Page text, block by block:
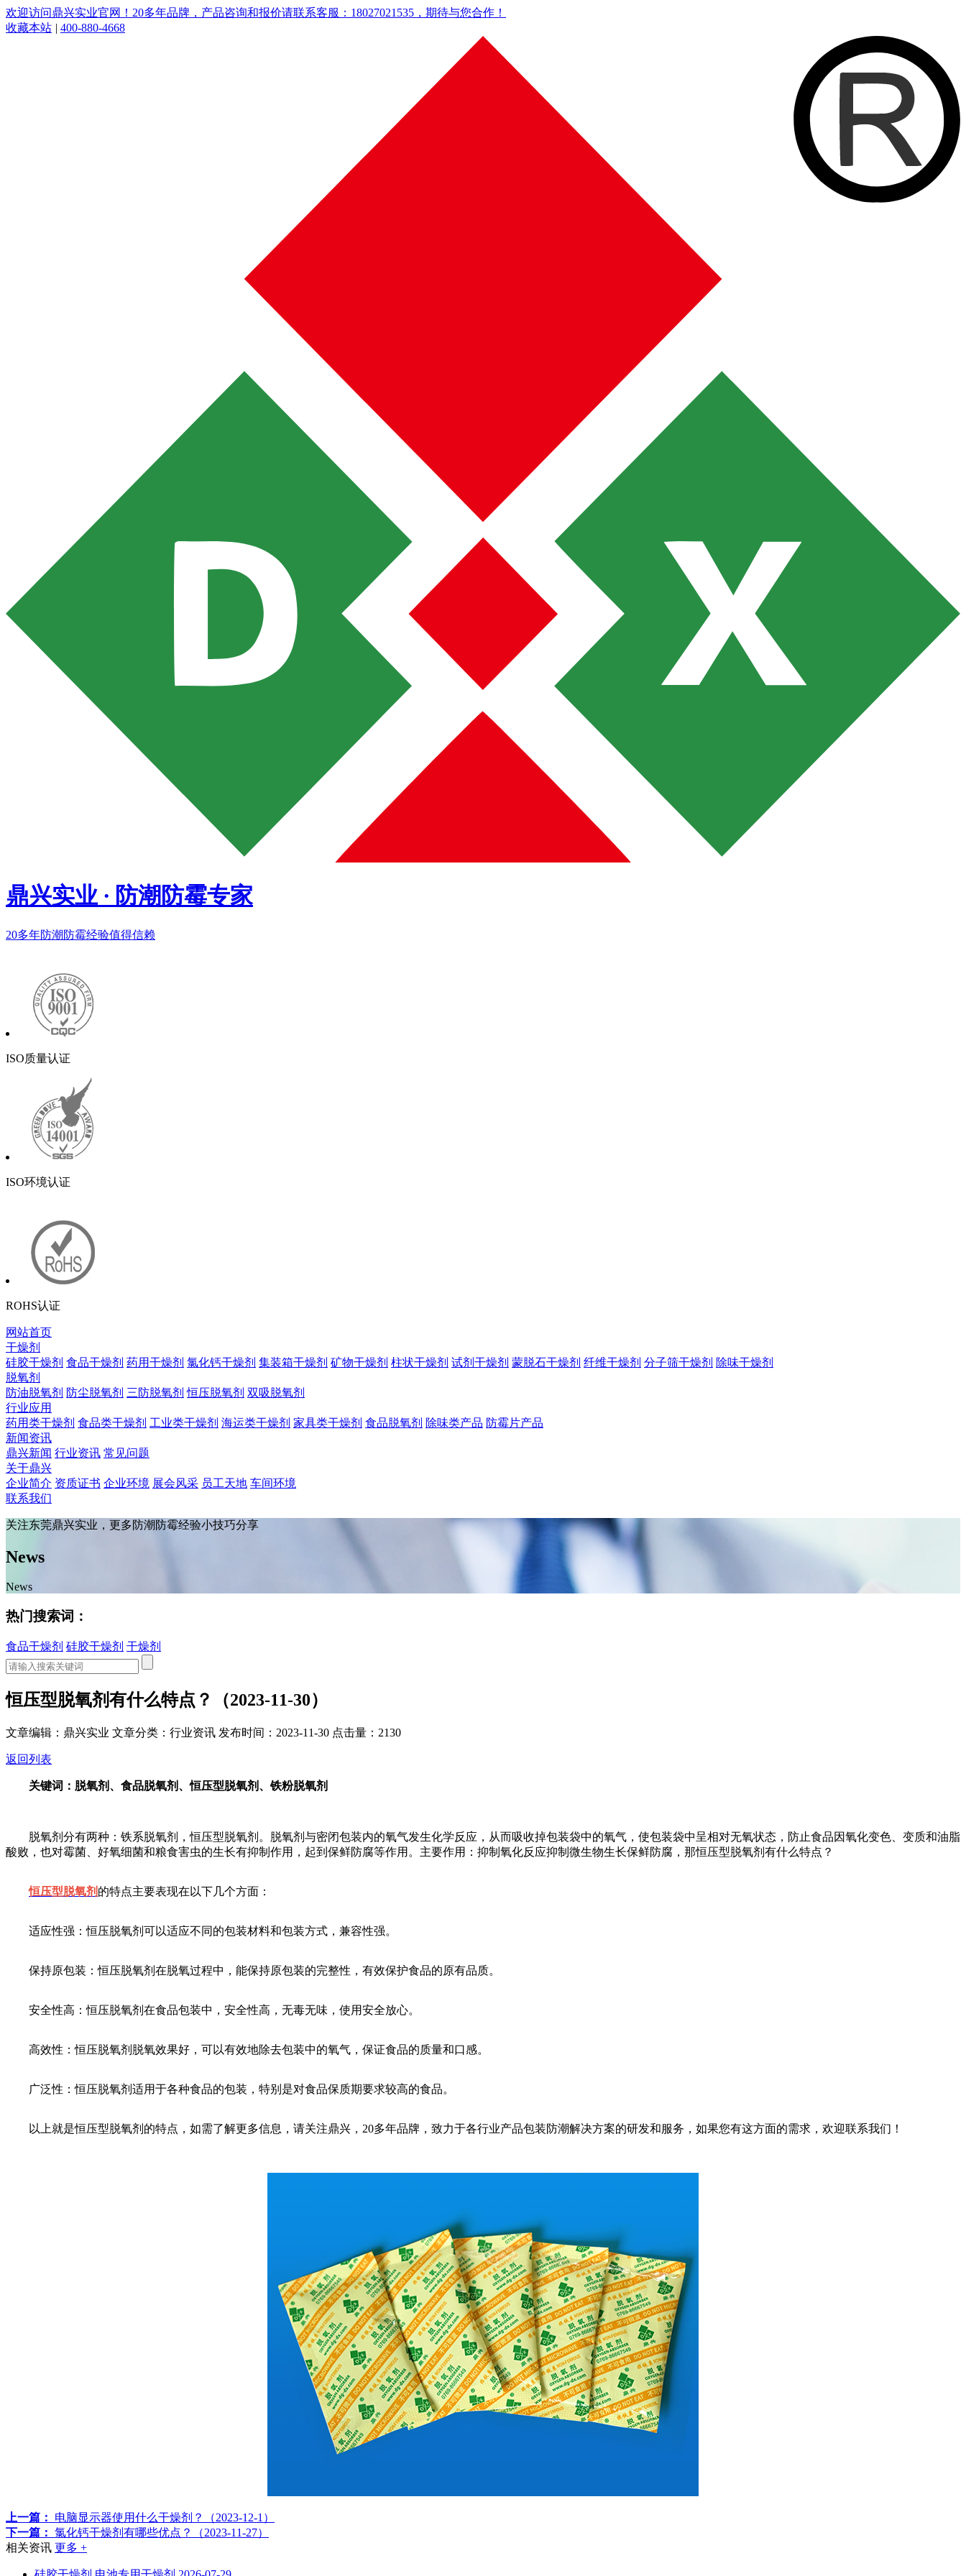
欢迎访问鼎兴实业官网！20多年品牌，产品咨询和报价请联系客服：18027021535，期待与您合作！
收藏本站 | 400-880-4668
鼎兴实业 · 防潮防霉专家
20多年防潮防霉经验值得信赖
ISO质量认证
ISO环境认证
ROHS认证
网站首页
干燥剂
硅胶干燥剂 食品干燥剂 药用干燥剂 氯化钙干燥剂 集装箱干燥剂 矿物干燥剂 柱状干燥剂 试剂干燥剂 蒙脱石干燥剂 纤维干燥剂 分子筛干燥剂 除味干燥剂
脱氧剂
防油脱氧剂 防尘脱氧剂 三防脱氧剂 恒压脱氧剂 双吸脱氧剂
行业应用
药用类干燥剂 食品类干燥剂 工业类干燥剂 海运类干燥剂 家具类干燥剂 食品脱氧剂 除味类产品 防霉片产品
新闻资讯
鼎兴新闻 行业资讯 常见问题
关于鼎兴
企业简介 资质证书 企业环境 展会风采 员工天地 车间环境
联系我们
关注东莞鼎兴实业，更多防潮防霉经验小技巧分享
News
News
热门搜索词：
食品干燥剂 硅胶干燥剂 干燥剂
恒压型脱氧剂有什么特点？（2023-11-30）
文章编辑：鼎兴实业 文章分类：行业资讯 发布时间：2023-11-30 点击量：2130
返回列表
关键词：脱氧剂、食品脱氧剂、恒压型脱氧剂、铁粉脱氧剂
脱氧剂分有两种：铁系脱氧剂，恒压型脱氧剂。脱氧剂与密闭包装内的氧气发生化学反应，从而吸收掉包装袋中的氧气，使包装袋中呈相对无氧状态，防止食品因氧化变色、变质和油脂
酸败，也对霉菌、好氧细菌和粮食害虫的生长有抑制作用，起到保鲜防腐等作用。主要作用：抑制氧化反应抑制微生物生长保鲜防腐，那恒压型脱氧剂有什么特点？
恒压型脱氧剂 的特点主要表现在以下几个方面：
适应性强：恒压脱氧剂可以适应不同的包装材料和包装方式，兼容性强。
保持原包装：恒压脱氧剂在脱氧过程中，能保持原包装的完整性，有效保护食品的原有品质。
安全性高：恒压脱氧剂在食品包装中，安全性高，无毒无味，使用安全放心。
高效性：恒压脱氧剂脱氧效果好，可以有效地除去包装中的氧气，保证食品的质量和口感。
广泛性：恒压脱氧剂适用于各种食品的包装，特别是对食品保质期要求较高的食品。
以上就是恒压型脱氧剂的特点，如需了解更多信息，请关注鼎兴，20多年品牌，致力于各行业产品包装防潮解决方案的研发和服务，如果您有这方面的需求，欢迎联系我们！
上一篇：
电脑显示器使用什么干燥剂？（2023-12-1）
下一篇： 氯化钙干燥剂有哪些优点？（2023-11-27）
相关资讯 更多 +